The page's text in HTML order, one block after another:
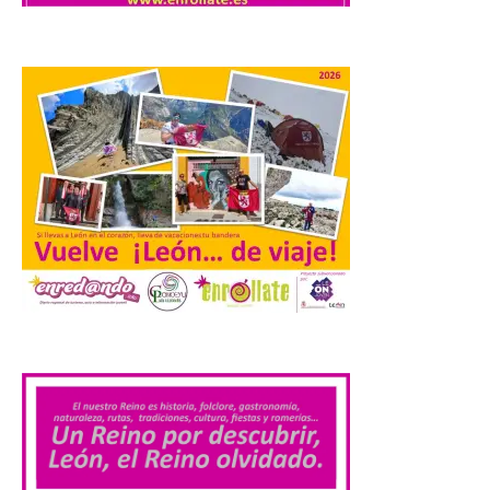
Orpheus. Vivimos un momento en el que la
música en directo mueve grandes
fenómenos de […]
El Ayuntamiento de
Cabrillanes analizará,
conforme a la legalidad, la
solicitud para la
celebración del Iberia
Eclipse Festival
Durante la mañana de ayer
miércoles ha sido
registrada en el
Ayuntamiento una